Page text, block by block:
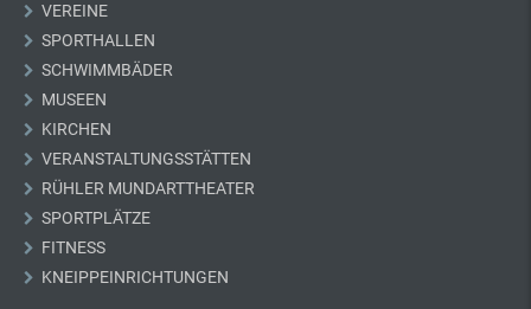
VEREINE
SPORTHALLEN
SCHWIMMBÄDER
MUSEEN
KIRCHEN
VERANSTALTUNGSSTÄTTEN
RÜHLER MUNDARTTHEATER
SPORTPLÄTZE
FITNESS
KNEIPPEINRICHTUNGEN